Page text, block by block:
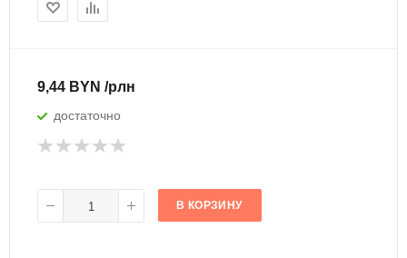
9,44 BYN /рлн
достаточно
В КОРЗИНУ